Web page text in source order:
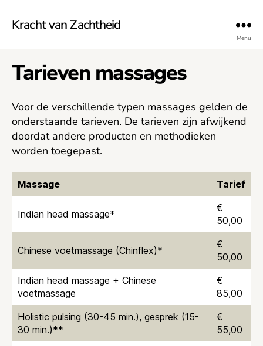
Kracht van Zachtheid
Menu
Tarieven massages
Voor de verschillende typen massages gelden de
onderstaande tarieven. De tarieven zijn afwijkend
doordat andere producten en methodieken
worden toegepast.
Massage Tarief
Indian head massage*
€
50,00
Chinese voetmassage (Chinflex)*
€
50,00
Indian head massage + Chinese
voetmassage
€
85,00
Holistic pulsing (30-45 min.), gesprek (15-
30 min.)**
€
55,00